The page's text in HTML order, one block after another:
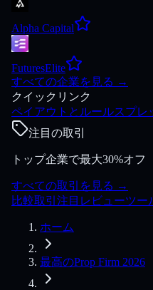
Alpha Capital
FuturesElite
すべての企業を見る →
クイックリンク
ペイアウトとルールスプレ
注目の取引
トップ企業で最大30%オフ
すべての取引を見る →
比較取引 注目 レビューツー
ホーム
最高のProp Firm 2026